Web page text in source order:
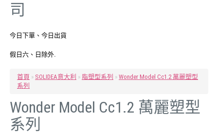
司
今日下單、今日出貨
假日六、日除外.
首頁 » SOLIDEA意大利 » 脂塑型系列 » Wonder Model Cc1.2 萬麗塑型
系列
Wonder Model Cc1.2 萬麗塑型
系列